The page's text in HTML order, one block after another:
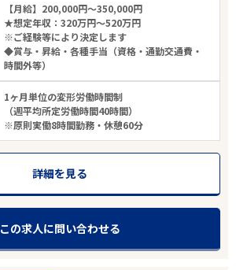
【月給】200,000円～350,000円
★想定年収：320万円～520万円
※ご経験等により決定します
◆賞与・昇給・各種手当（資格・通勤交通費・
時間外等）
1ヶ月単位の変形労働時間制
（週平均所定労働時間40時間）
※原則実働8時間勤務・休憩60分
詳細を見る
この求人に問い合わせる